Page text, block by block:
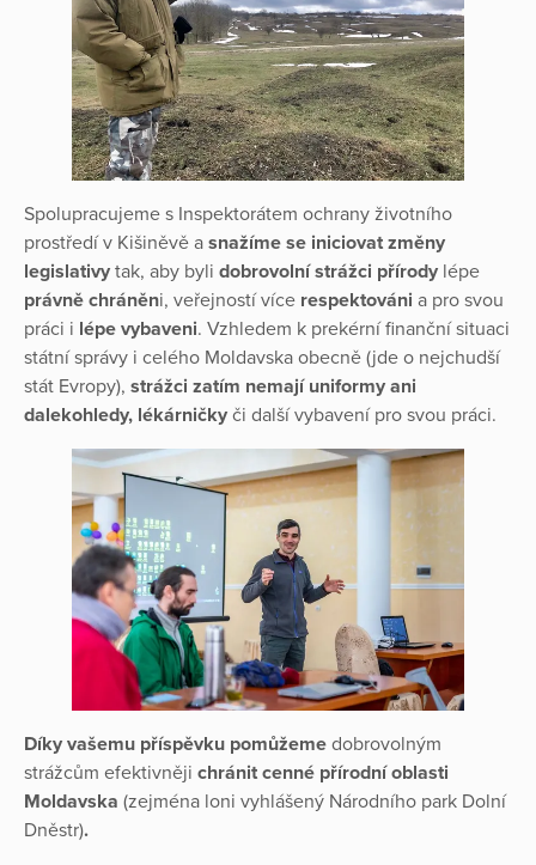
Spolupracujeme s Inspektorátem ochrany životního
prostředí v Kišiněvě a snažíme se iniciovat změny
legislativy tak, aby byli dobrovolní strážci přírody lépe
právně chráněni, veřejností více respektováni a pro svou
práci i lépe vybaveni. Vzhledem k prekérní finanční situaci
státní správy i celého Moldavska obecně (jde o nejchudší
stát Evropy), strážci zatím nemají uniformy ani
dalekohledy, lékárničky či další vybavení pro svou práci.
Díky vašemu příspěvku pomůžeme dobrovolným
strážcům efektivněji chránit cenné přírodní oblasti
Moldavska (zejména loni vyhlášený Národního park Dolní
Dněstr).